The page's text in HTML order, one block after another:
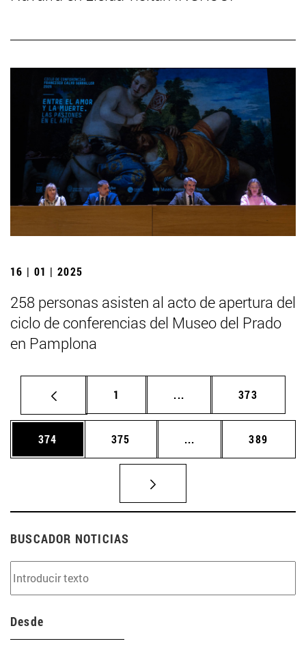
16 | 01 | 2025
258 personas asisten al acto de apertura del
ciclo de conferencias del Museo del Prado
en Pamplona
Página
1 ... Páginas intermedias
Página
373
Página
374 Página
375 ... Páginas intermedias
Página
389
BUSCADOR NOTICIAS
Desde